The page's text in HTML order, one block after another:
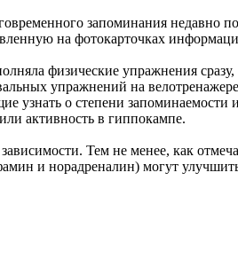
запоминания
на фотокарточках
физические упражнения
упражнений на
узнать о степени
активность в гиппокампе.
Тем не менее, как
и норадреналин) могут